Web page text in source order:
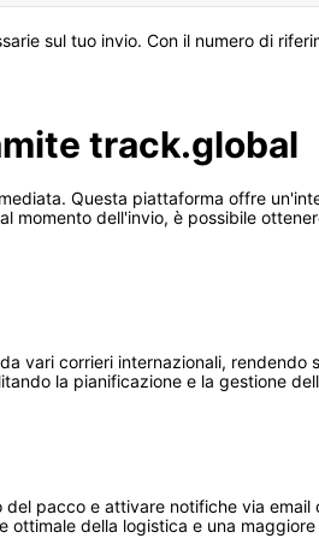
sul tuo invio. Con il numero di
track.global
Questa piattaforma offre
dell'invio, è possibile
vari corrieri internazionali, rendendo
la pianificazione e la gestione
pacco e attivare notifiche via email
della logistica e una